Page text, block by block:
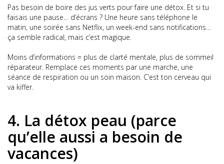
Pas besoin de boire des jus verts pour faire une détox. Et si tu
faisais une pause… d’écrans ? Une heure sans téléphone le
matin, une soirée sans Netflix, un week-end sans notifications…
ça semble radical, mais c’est magique.
Moins d’informations = plus de clarté mentale, plus de sommeil
réparateur. Remplace ces moments par une marche, une
séance de respiration ou un soin maison. C’est ton cerveau qui
va kiffer.
4. La détox peau (parce
qu’elle aussi a besoin de
vacances)